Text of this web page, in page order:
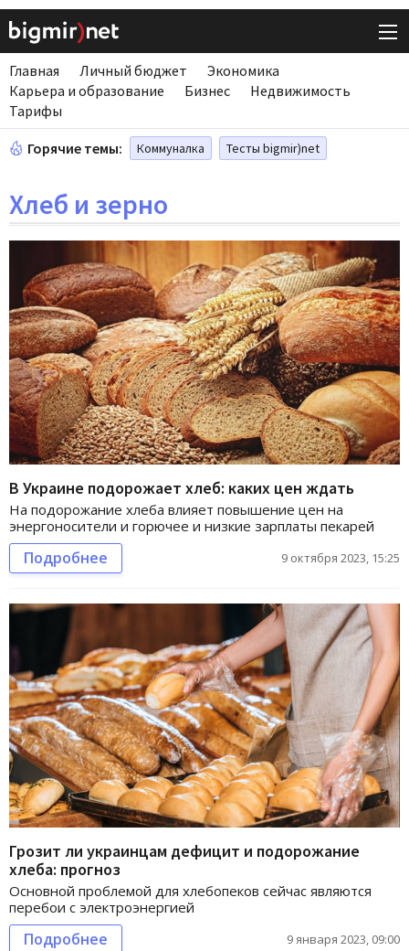
Главная Личный бюджет
Экономика
Карьера и образование
Бизнес
Недвижимость
Тарифы
Горячие темы: Коммуналка Тесты bigmir)net
Хлеб и зерно
В Украине подорожает хлеб: каких цен ждать
На подорожание хлеба влияет повышение цен на
энергоносители и горючее и низкие зарплаты пекарей
Подробнее 9 октября 2023, 15:25
Грозит ли украинцам дефицит и подорожание
хлеба: прогноз
Основной проблемой для хлебопеков сейчас являются
перебои с электроэнергией
Подробнее 9 января 2023, 09:00